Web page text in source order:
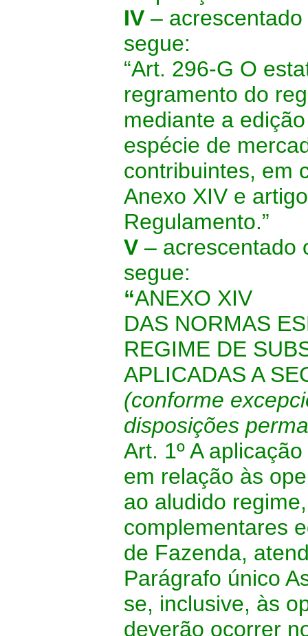
IV –
segue:
“Art. 296-G O
regramento do
mediante a
espécie de
contribuintes, em
Anexo XIV e
Regulamento.”
V – acrescentado
segue:
“ANEXO XIV
DAS NORMAS
REGIME DE
APLICADAS A
(conforme
disposições
Art. 1º A
em relação às
ao aludido
complementares
de Fazenda,
Parágrafo único
se, inclusive, às
deverão ocorrer